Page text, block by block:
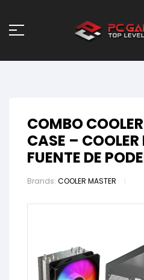
COMBO
CASE – COOLER
FUENTE DE
Brands: COOLER MASTER